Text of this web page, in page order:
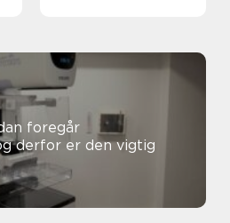
foregår
derfor er den vigtig